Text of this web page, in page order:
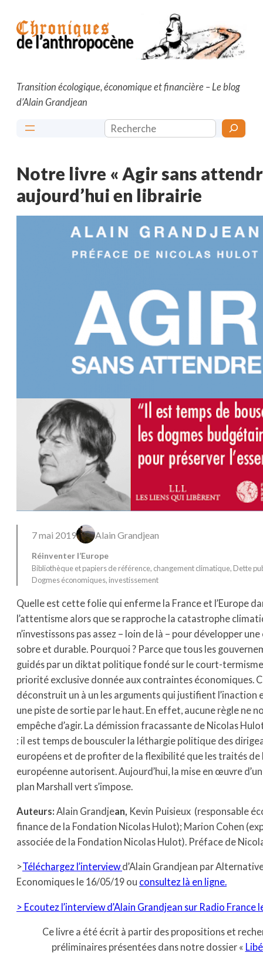
contenu
Transition écologique, économique et financière – Le blog
d’Alain Grandjean
Rechercher
Notre livre « Agir sans
aujourd’hui en librairie
7 mai 2019 Alain Grandjean
Réinventer l’Europe
Bibliothèque et papiers de référence, changement climatique, Dette
Dogmes économiques, investissement
Quelle est cette folie qui enferme la France et l’Europe
l’attentisme alors que se rapproche la catastrophe
n’investissons pas assez – loin de là – pour développer
sobre et durable. Pourquoi ? Parce que tous les
guidés par un diktat politique fondé sur le court-
priorité exclusive donnée aux contraintes économiques.
déconstruit un à un les arguments qui justifient l’inaction
une piste de sortie par le haut. En effet, aucune règle ne
empêche d’agir. La démission fracassante de Nicolas
: il est temps de bousculer la léthargie politique des
européens et de profiter de la flexibilité que les traités de
européenne autorisent. Aujourd’hui, la mise en œuvre
plan Marshall vert s’impose.
Auteurs: Alain Grandjean, Kevin Puisieux (responsable
finance de la Fondation Nicolas Hulot); Marion Cohen
associée de la Fondation Nicolas Hulot). Préface de
>Téléchargez l’interviewd’Alain Grandjean par
Economiques le 16/05/19 ou consultez là en ligne.
> Ecoutez l’interview d’Alain Grandjean sur Radio France
Ce livre a été écrit à partir des propositions et
préliminaires présentées dans notre dossier «